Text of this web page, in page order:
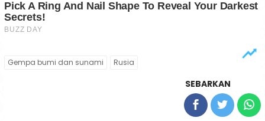
Gempa bumi dan sunami Rusia
SEBARKAN